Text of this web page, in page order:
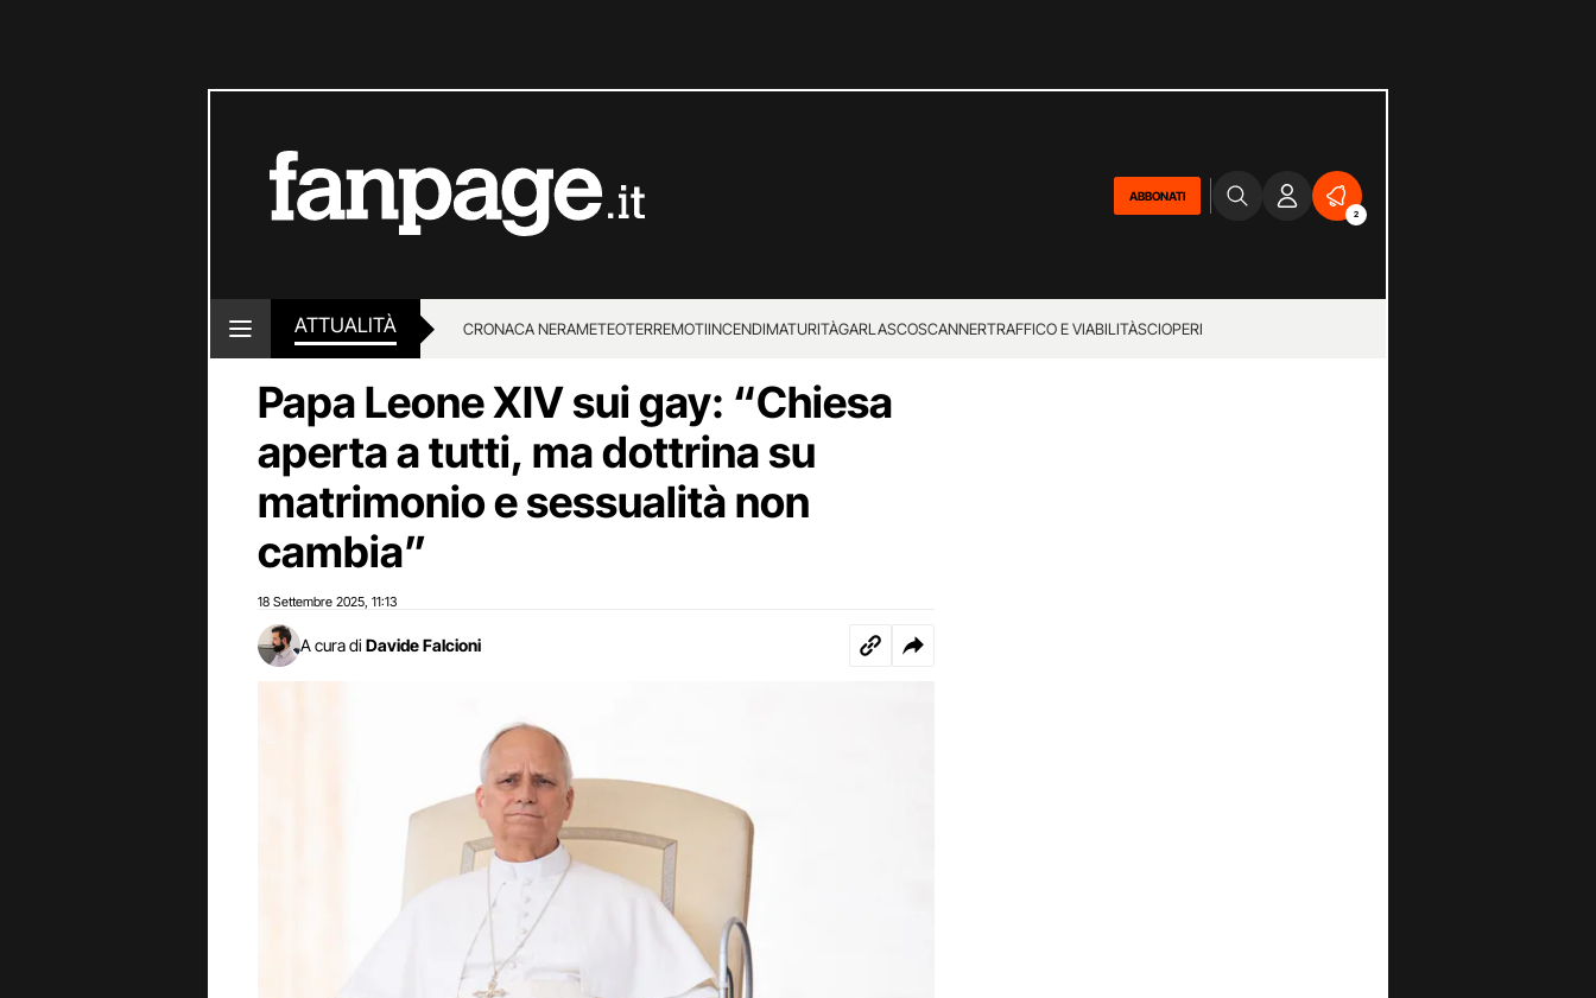
ABBONATI
2
ATTUALITÀ CRONACA NERAMETEOTERREMOTIINCENDIMATURITÀGARLASCOSCANNERTRAFFICO E VIABILITÀSCIOPERI
LOTTO E SUPERENALOTTO
Papa Leone XIV sui gay: “Chiesa
aperta a tutti, ma dottrina su
matrimonio e sessualità non
cambia”
18 Settembre 2025 11:13
A cura di Davide Falcioni